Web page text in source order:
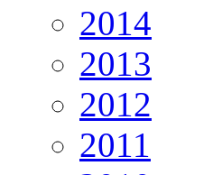
2014
2013
2012
2011